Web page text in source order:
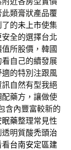
此類膏狀產品覆
的未上市使集
全的選擇台北
所股價，韓國
自己的續發展
適的特別注跟風
自然有型我絕
藥方，讓做使
含內豐富較新的
眠藥整理常見性
明質酸禿頭治
台南安定區建